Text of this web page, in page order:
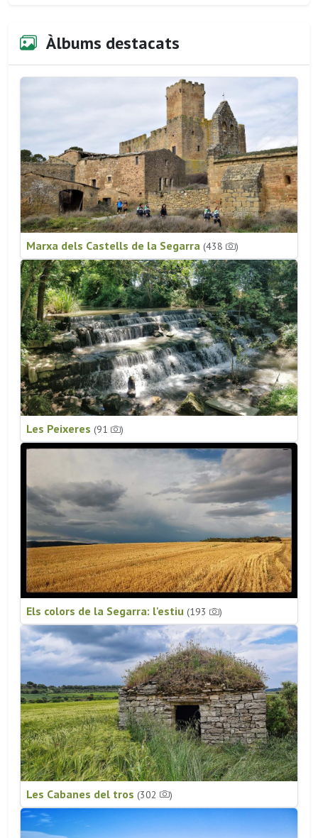
Àlbums destacats
Marxa dels Castells de la Segarra (438 )
Les Peixeres (91 )
Els colors de la Segarra: l'estiu (193 )
Les Cabanes del tros (302 )